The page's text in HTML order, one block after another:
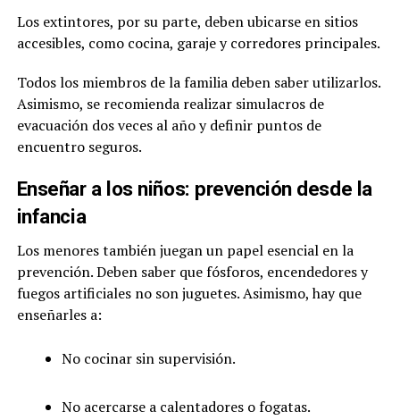
Los extintores, por su parte, deben ubicarse en sitios
accesibles, como cocina, garaje y corredores principales.
Todos los miembros de la familia deben saber utilizarlos.
Asimismo, se recomienda realizar simulacros de
evacuación dos veces al año y definir puntos de
encuentro seguros.
Enseñar a los niños: prevención desde la
infancia
Los menores también juegan un papel esencial en la
prevención. Deben saber que fósforos, encendedores y
fuegos artificiales no son juguetes. Asimismo, hay que
enseñarles a:
No cocinar sin supervisión.
No acercarse a calentadores o fogatas.